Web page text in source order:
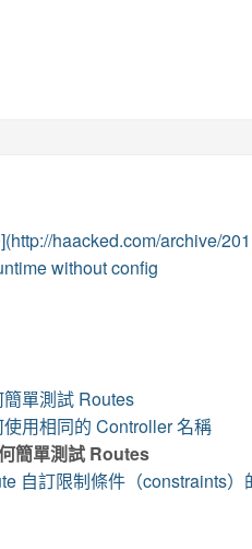
haacked.com/archive/
without config
單測試 Routes
用相同的 Controller 名稱
簡單測試 Routes
自訂限制條件（constraints）